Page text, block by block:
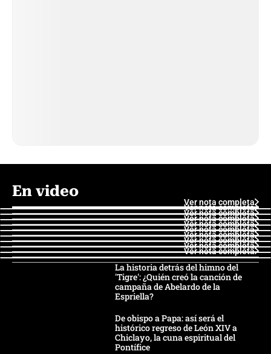
En video
Ver nota completa
Ver nota completa
Ver nota completa
Ver nota completa
Ver nota completa
Ver nota completa
Ver nota completa
Ver nota completa
Ver nota completa
Ver nota completa
La historia detrás del himno del
'Tigre': ¿Quién creó la canción de
campaña de Abelardo de la
Espriella?
De obispo a Papa: así será el
histórico regreso de León XIV a
Chiclayo, la cuna espiritual del
Pontífice